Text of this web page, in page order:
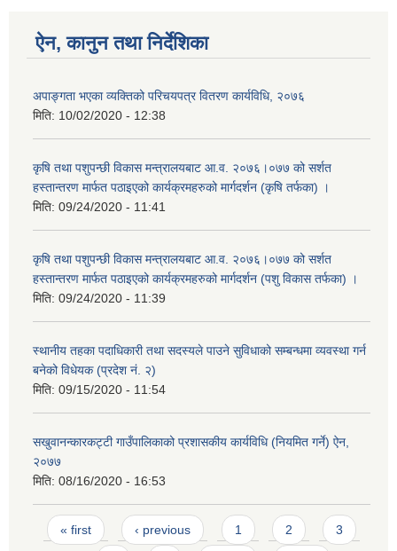
ऐन, कानुन तथा निर्देशिका
अपाङ्गता भएका व्यक्तिको परिचयपत्र वितरण कार्यविधि, २०७६
मिति: 10/02/2020 - 12:38
कृषि तथा पशुपन्छी विकास मन्त्रालयबाट आ.व. २०७६।०७७ को सर्शत
हस्तान्तरण मार्फत पठाइएको कार्यक्रमहरुको मार्गदर्शन (कृषि तर्फका) ।
मिति: 09/24/2020 - 11:41
कृषि तथा पशुपन्छी विकास मन्त्रालयबाट आ.व. २०७६।०७७ को सर्शत
हस्तान्तरण मार्फत पठाइएको कार्यक्रमहरुको मार्गदर्शन (पशु विकास तर्फका) ।
मिति: 09/24/2020 - 11:39
स्थानीय तहका पदाधिकारी तथा सदस्यले पाउने सुविधाको सम्बन्धमा व्यवस्था गर्न
बनेको विधेयक (प्रदेश नं. २)
मिति: 09/15/2020 - 11:54
सखुवानन्कारकट्टी गाउँपालिकाको प्रशासकीय कार्यविधि (नियमित गर्ने) ऐन,
२०७७
मिति: 08/16/2020 - 16:53
Pages
« first ‹ previous 1 2 3